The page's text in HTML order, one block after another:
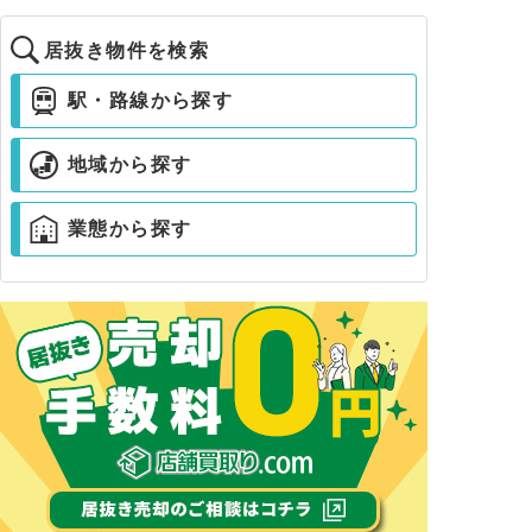
居抜き物件を検索
駅・路線から探す
地域から探す
業態から探す